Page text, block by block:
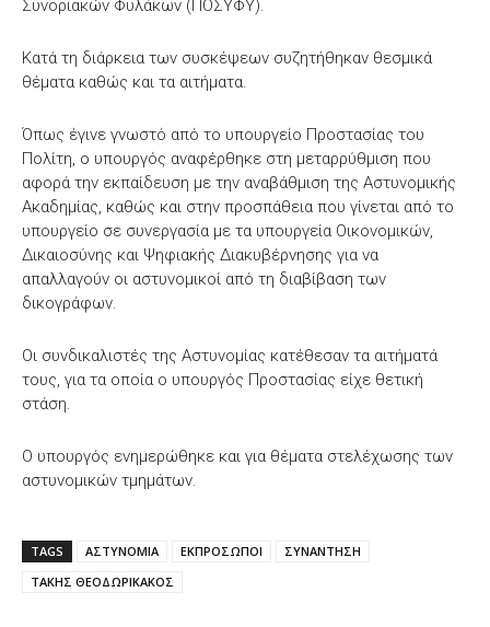
Συνοριακών Φυλάκων (ΠΟΣΥΦΥ).
Κατά τη διάρκεια των συσκέψεων συζητήθηκαν θεσμικά
θέματα καθώς και τα αιτήματα.
Όπως έγινε γνωστό από το υπουργείο Προστασίας του
Πολίτη, ο υπουργός αναφέρθηκε στη μεταρρύθμιση που
αφορά την εκπαίδευση με την αναβάθμιση της Αστυνομικής
Ακαδημίας, καθώς και στην προσπάθεια που γίνεται από το
υπουργείο σε συνεργασία με τα υπουργεία Οικονομικών,
Δικαιοσύνης και Ψηφιακής Διακυβέρνησης για να
απαλλαγούν οι αστυνομικοί από τη διαβίβαση των
δικογράφων.
Οι συνδικαλιστές της Αστυνομίας κατέθεσαν τα αιτήματά
τους, για τα οποία ο υπουργός Προστασίας είχε θετική
στάση.
Ο υπουργός ενημερώθηκε και για θέματα στελέχωσης των
αστυνομικών τμημάτων.
TAGS ΑΣΤΥΝΟΜΙΑ ΕΚΠΡΟΣΩΠΟΙ
ΣΥΝΑΝΤΗΣΗ
ΤΑΚΗΣ ΘΕΟΔΩΡΙΚΑΚΟΣ